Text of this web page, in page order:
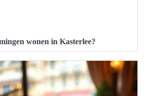
wonen in Kasterlee?